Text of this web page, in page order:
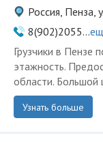
Россия, Пенза,
8(902)2055...
Грузчики в Пензе
этажность.
области. Большой
Узнать больше